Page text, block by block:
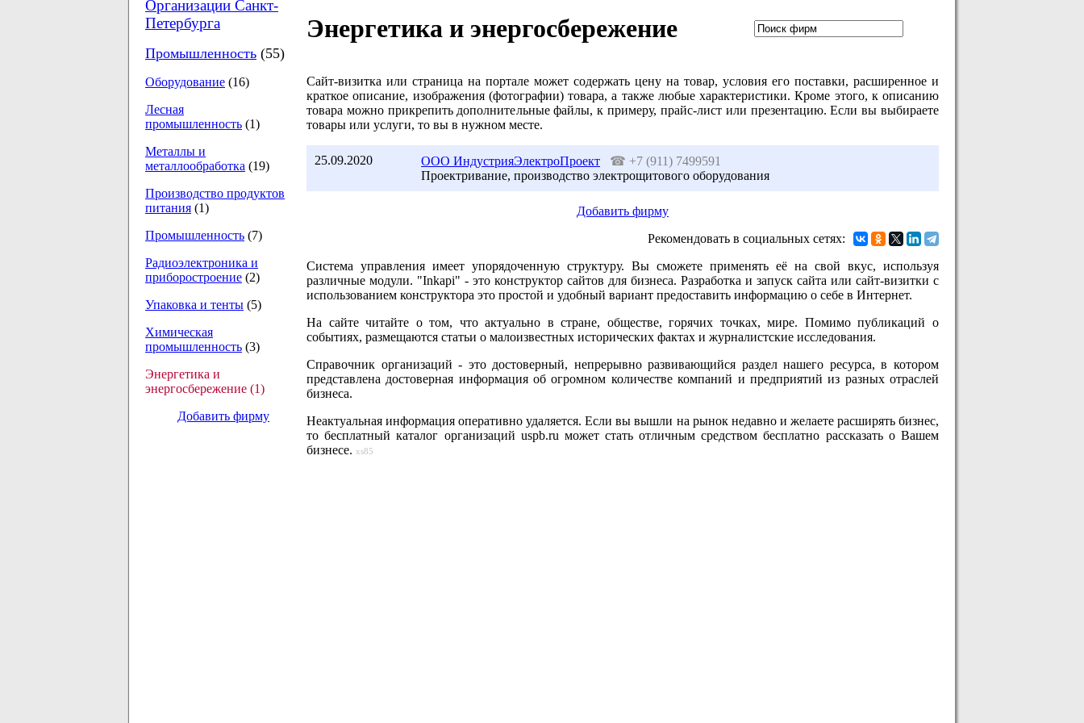
Организации Санкт-
Петербурга
Промышленность (55)
Оборудование (16)
Лесная
промышленность (1)
Металлы и
металлообработка (19)
Производство продуктов
питания (1)
Промышленность (7)
Радиоэлектроника и
приборостроение (2)
Упаковка и тенты (5)
Химическая
промышленность (3)
Энергетика и
энергосбережение (1)
Добавить фирму
Энергетика и энергосбережение
Сайт-визитка или страница на портале может содержать цену на товар, условия его поставки, расширенное и
краткое описание, изображения (фотографии) товара, а также любые характеристики. Кроме этого, к описанию
товара можно прикрепить дополнительные файлы, к примеру, прайс-лист или презентацию. Если вы выбираете
товары или услуги, то вы в нужном месте.
25.09.2020 ООО ИндустрияЭлектроПроект ☎ +7 (911) 7499591
Проектривание, производство электрощитового оборудования
Добавить фирму
Рекомендовать в социальных сетях:
Система управления имеет упорядоченную структуру. Вы сможете применять её на свой вкус, используя
различные модули. "Inkapi" - это конструктор сайтов для бизнеса. Разработка и запуск сайта или сайт-визитки с
использованием конструктора это простой и удобный вариант предоставить информацию о себе в Интернет.
На сайте читайте о том, что актуально в стране, обществе, горячих точках, мире. Помимо публикаций о
событиях, размещаются статьи о малоизвестных исторических фактах и журналистские исследования.
Справочник организаций - это достоверный, непрерывно развивающийся раздел нашего ресурса, в котором
представлена достоверная информация об огромном количестве компаний и предприятий из разных отраслей
бизнеса.
Неактуальная информация оперативно удаляется. Если вы вышли на рынок недавно и желаете расширять бизнес,
то бесплатный каталог организаций uspb.ru может стать отличным средством бесплатно рассказать о Вашем
бизнесе. xs85